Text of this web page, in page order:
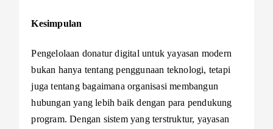
Kesimpulan
Pengelolaan donatur digital untuk yayasan modern
bukan hanya tentang penggunaan teknologi, tetapi
juga tentang bagaimana organisasi membangun
hubungan yang lebih baik dengan para pendukung
program. Dengan sistem yang terstruktur, yayasan